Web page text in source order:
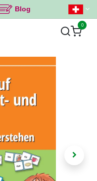
Blog
0